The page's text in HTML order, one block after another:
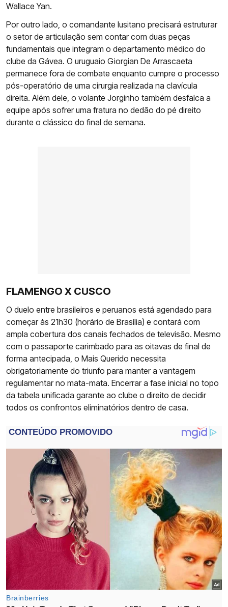
Wallace Yan.
Por outro lado, o comandante lusitano precisará estruturar
o setor de articulação sem contar com duas peças
fundamentais que integram o departamento médico do
clube da Gávea. O uruguaio Giorgian De Arrascaeta
permanece fora de combate enquanto cumpre o processo
pós-operatório de uma cirurgia realizada na clavícula
direita. Além dele, o volante Jorginho também desfalca a
equipe após sofrer uma fratura no dedão do pé direito
durante o clássico do final de semana.
FLAMENGO X CUSCO
O duelo entre brasileiros e peruanos está agendado para
começar às 21h30 (horário de Brasília) e contará com
ampla cobertura dos canais fechados de televisão. Mesmo
com o passaporte carimbado para as oitavas de final de
forma antecipada, o Mais Querido necessita
obrigatoriamente do triunfo para manter a vantagem
regulamentar no mata-mata. Encerrar a fase inicial no topo
da tabela unificada garante ao clube o direito de decidir
todos os confrontos eliminatórios dentro de casa.